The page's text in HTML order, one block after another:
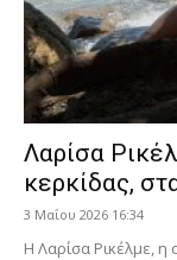
Λαρίσα
κερκίδας,
3 Μαΐου 2026 16:34
Η Λαρίσα Ρικέλμε, η